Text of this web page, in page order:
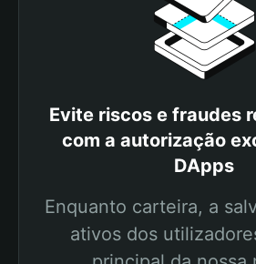
Evite riscos e fraudes
com a autorização
DApps
Enquanto carteira, a
ativos dos